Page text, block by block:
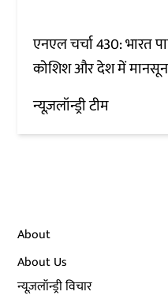
एनएल चर्चा 430: भारत
कोशिश और देश में
न्यूज़लॉन्ड्री टीम
About
About Us
न्यूज़लॉन्ड्री विचार